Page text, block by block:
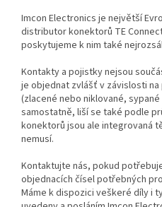
Imcon Electronics je největší
distributor konektorů TE
poskytujeme k nim také
Kontakty a pojistky nejsou
je objednat zvlášť v závislosti
(zlacené nebo niklované,
samostatně, liší se také podle
konektorů jsou ale integrovaná
nemusí.
Kontaktujte nás, pokud
objednacích čísel potřebných
Máme k dispozici veškeré díly i